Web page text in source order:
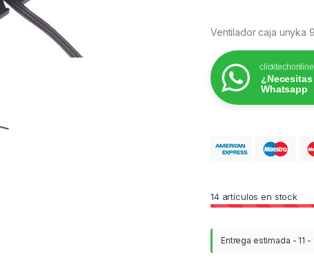
Ventilador caja unyka
clicktechonline
Whatsapp
14artículos en stock
Entrega estimada - 11